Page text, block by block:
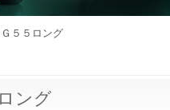
５５ロング
ング